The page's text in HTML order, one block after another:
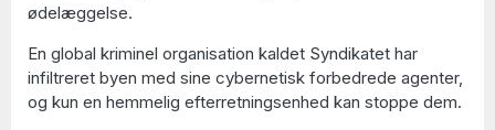
ødelæggelse.
En global kriminel organisation kaldet Syndikatet har
infiltreret byen med sine cybernetisk forbedrede agenter,
og kun en hemmelig efterretningsenhed kan stoppe dem.